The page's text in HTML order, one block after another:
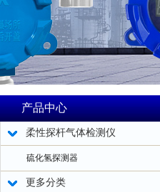
产品中心
柔性探杆气体检测仪
硫化氢探测器
更多分类